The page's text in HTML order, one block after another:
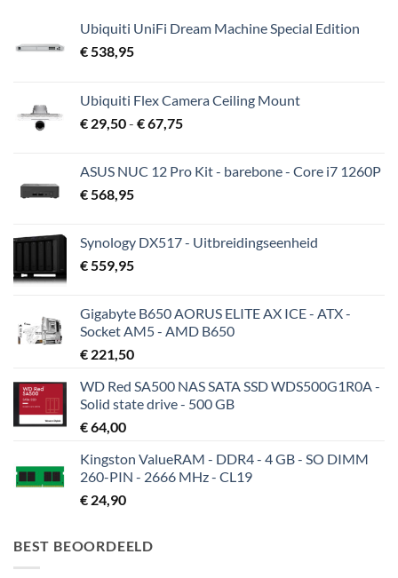
Ubiquiti UniFi Dream Machine Special Edition
€538,95
Ubiquiti Flex Camera Ceiling Mount
€ 29,50- €67,75Prijsklasse:
€ 67,75
ASUS NUC 12 Pro Kit - barebone - Core i7 1260P
€568,95
Synology DX517 - Uitbreidingseenheid
€559,95
Gigabyte B650 AORUS ELITE AX ICE - ATX -
Socket AM5 - AMD B650
€ 221,50
WD Red SA500 NAS SATA SSD WDS500G1R0A -
Solid state drive - 500 GB
€64,00
Kingston ValueRAM - DDR4 - 4 GB - SO DIMM
260-PIN - 2666 MHz - CL19
€ 24,90
BEST BEOORDEELD